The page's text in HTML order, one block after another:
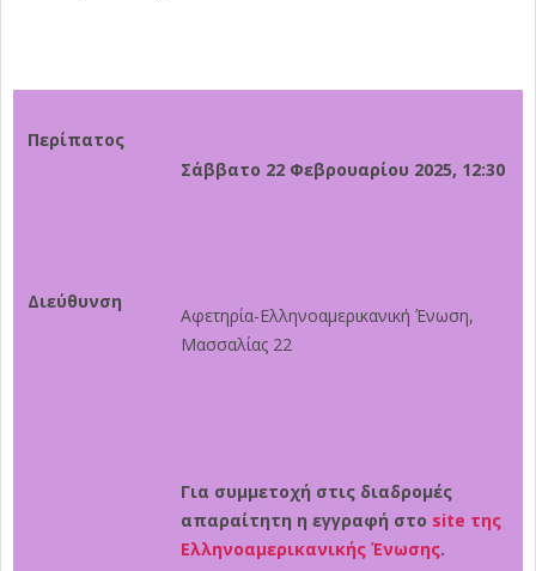
Περίπατος
Σάββατο 22 Φεβρουαρίου 2025, 12:30
Διεύθυνση
Αφετηρία-Ελληνοαμερικανική Ένωση,
Μασσαλίας 22
Για συμμετοχή στις διαδρομές
απαραίτητη η εγγραφή στο site της
Ελληνοαμερικανικής Ένωσης.